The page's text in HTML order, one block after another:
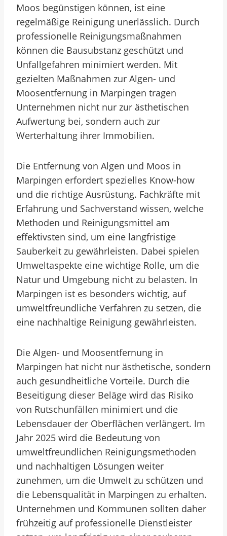
Moos begünstigen können, ist eine
regelmäßige Reinigung unerlässlich. Durch
professionelle Reinigungsmaßnahmen
können die Bausubstanz geschützt und
Unfallgefahren minimiert werden. Mit
gezielten Maßnahmen zur Algen- und
Moosentfernung in Marpingen tragen
Unternehmen nicht nur zur ästhetischen
Aufwertung bei, sondern auch zur
Werterhaltung ihrer Immobilien.
Die Entfernung von Algen und Moos in
Marpingen erfordert spezielles Know-how
und die richtige Ausrüstung. Fachkräfte mit
Erfahrung und Sachverstand wissen, welche
Methoden und Reinigungsmittel am
effektivsten sind, um eine langfristige
Sauberkeit zu gewährleisten. Dabei spielen
Umweltaspekte eine wichtige Rolle, um die
Natur und Umgebung nicht zu belasten. In
Marpingen ist es besonders wichtig, auf
umweltfreundliche Verfahren zu setzen, die
eine nachhaltige Reinigung gewährleisten.
Die Algen- und Moosentfernung in
Marpingen hat nicht nur ästhetische, sondern
auch gesundheitliche Vorteile. Durch die
Beseitigung dieser Beläge wird das Risiko
von Rutschunfällen minimiert und die
Lebensdauer der Oberflächen verlängert. Im
Jahr 2025 wird die Bedeutung von
umweltfreundlichen Reinigungsmethoden
und nachhaltigen Lösungen weiter
zunehmen, um die Umwelt zu schützen und
die Lebensqualität in Marpingen zu erhalten.
Unternehmen und Kommunen sollten daher
frühzeitig auf professionelle Dienstleister